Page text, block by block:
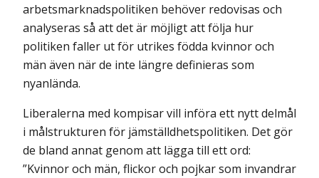
arbetsmarknadspolitiken behöver redovisas och
analyseras så att det är möjligt att följa hur
politiken faller ut för utrikes födda kvinnor och
män även när de inte längre definieras som
nyanlända.
Liberalerna med kompisar vill införa ett nytt delmål
i målstrukturen för jämställdhetspolitiken. Det gör
de bland annat genom att lägga till ett ord:
”Kvinnor och män, flickor och pojkar som invandrar